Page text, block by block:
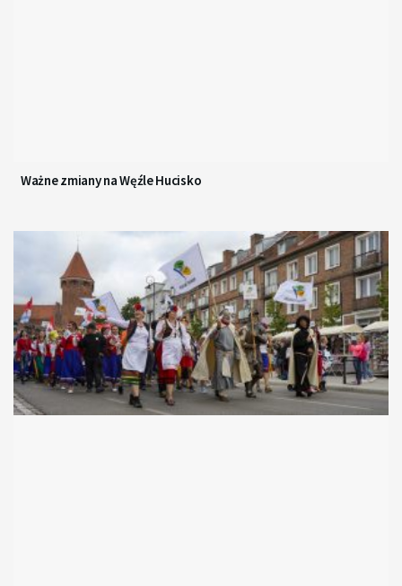
Ważne zmiany na Węźle Hucisko